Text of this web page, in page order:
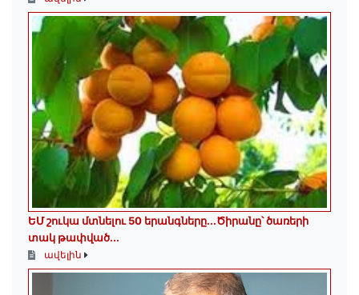
ԵՄ շուկա մտնելու 50 երանգները․․․Ծիրանը՝ ծառերի
տակ թափված․․․
ավելին